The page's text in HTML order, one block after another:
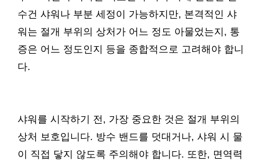
수건 샤워나 부분 세정이 가능하지만, 본격적인 샤
워는 절개 부위의 상처가 어느 정도 아물었는지, 통
증은 어느 정도인지 등을 종합적으로 고려해야 합니
다.
샤워를 시작하기 전, 가장 중요한 것은 절개 부위의
상처 보호입니다. 방수 밴드를 덧대거나, 샤워 시 물
이 직접 닿지 않도록 주의해야 합니다. 또한, 면역력